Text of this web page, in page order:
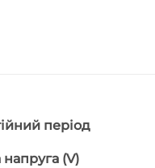
період
напруга (V)